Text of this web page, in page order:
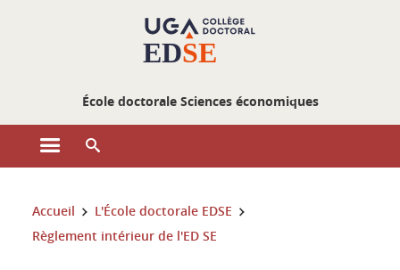
École doctorale Sciences économiques
Ouvrir le menu principal
Vous êtes ici :
Accueil
L'École doctorale EDSE
Règlement intérieur de l'ED SE